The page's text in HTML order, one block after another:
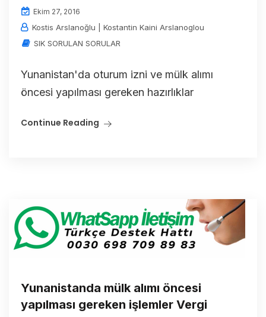
Ekim 27, 2016
Kostis Arslanoğlu | Kostantin Kaini Arslanoglou
SIK SORULAN SORULAR
Yunanistan'da oturum izni ve mülk alımı
öncesi yapılması gereken hazırlıklar
Continue Reading
Yunanistanda mülk alımı öncesi
yapılması gereken işlemler Vergi